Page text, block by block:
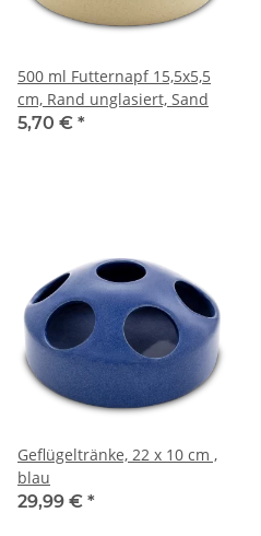
500 ml Futternapf 15,5x5,5
cm, Rand unglasiert, Sand
5,70 € *
Geflügeltränke, 22 x 10 cm ,
blau
29,99 € *